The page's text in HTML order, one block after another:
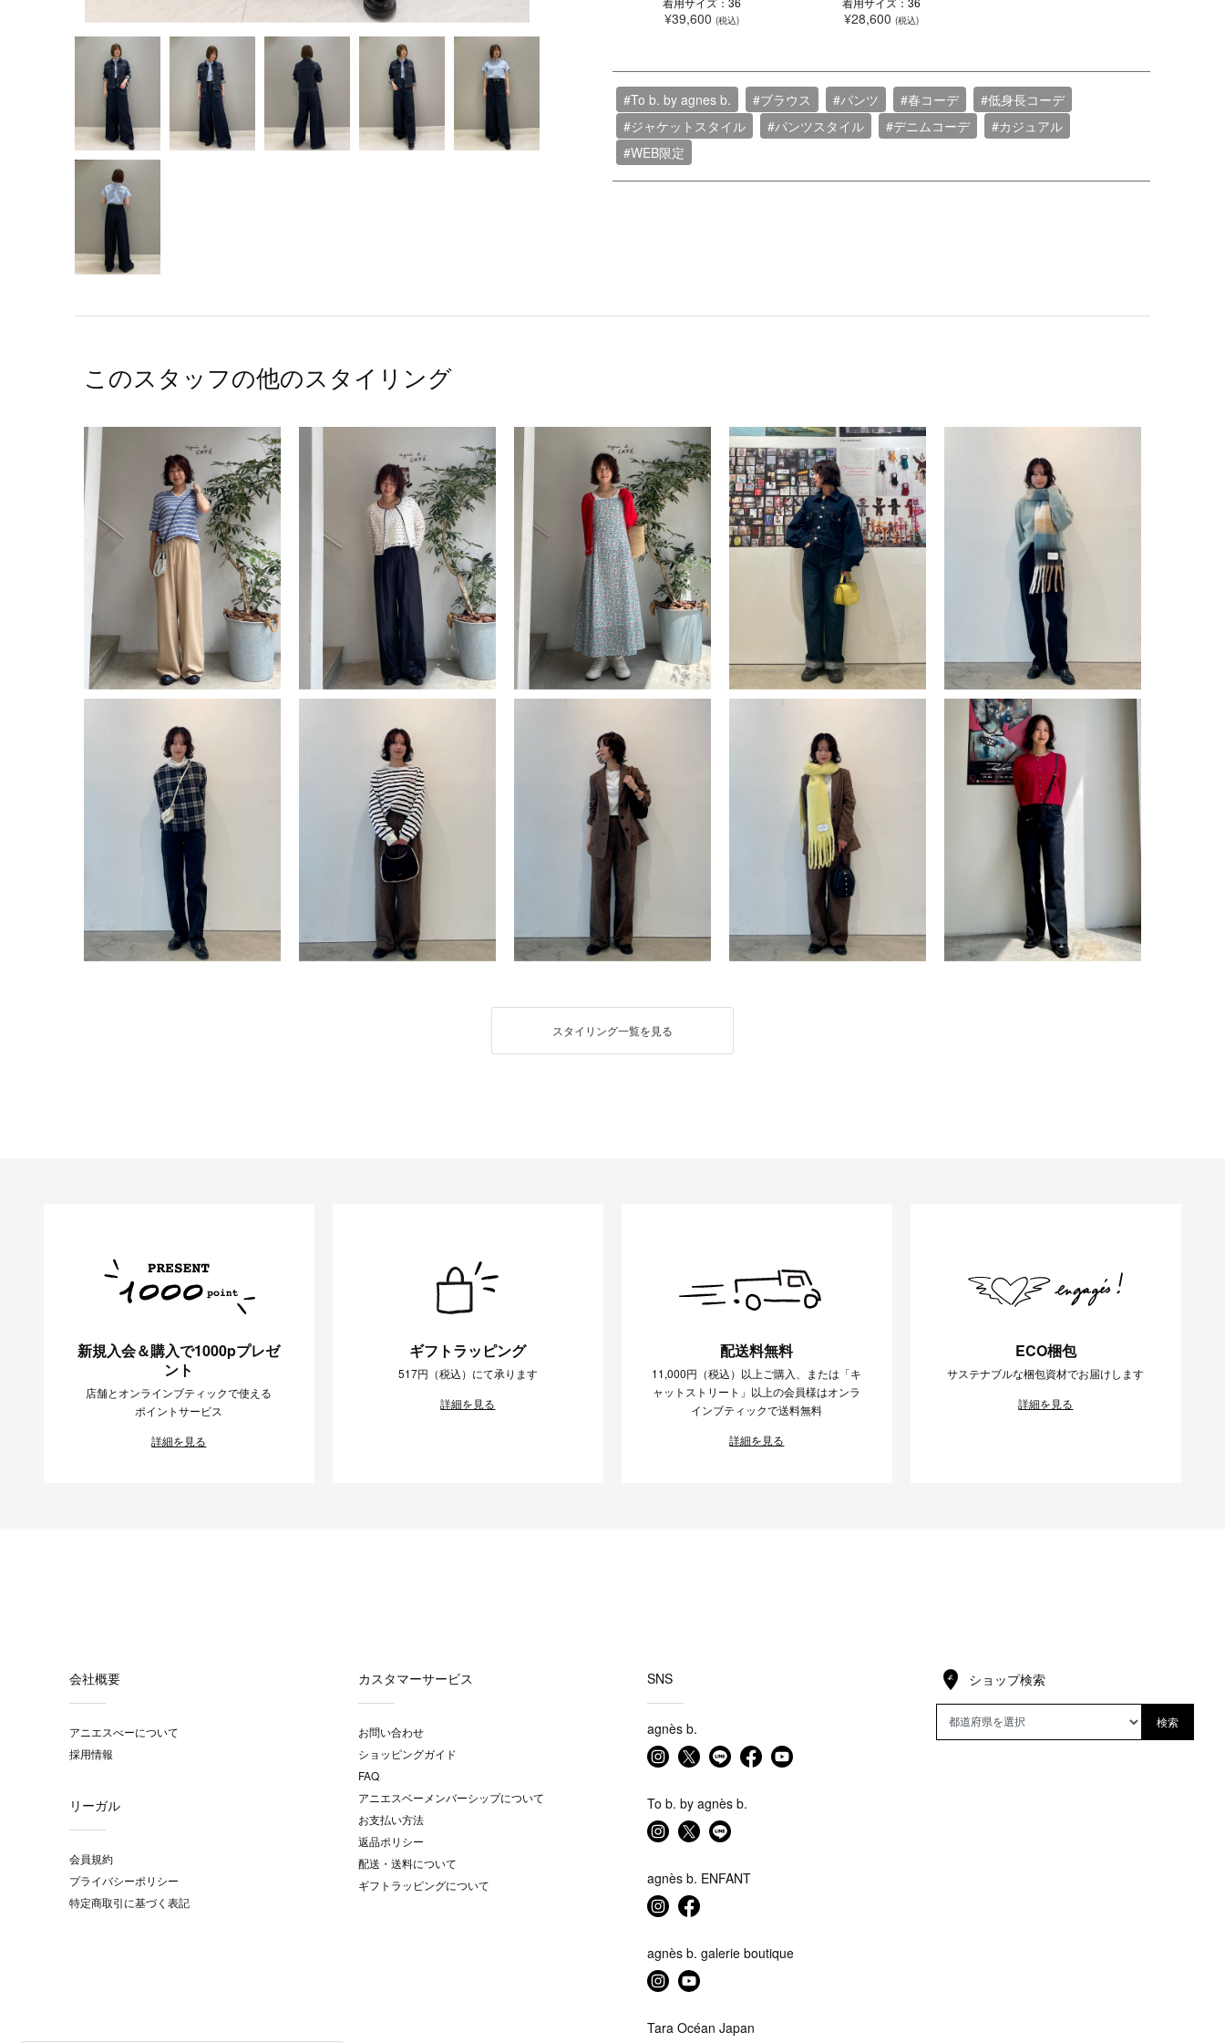
¥39,600(税込) ¥28,600 (税込)
#To b. by agnes b. #ブラウス #パンツ #春コーデ
#低身長コーデ
#ジャケットスタイル
#パンツスタイル #デニムコーデ
#カジュアル
#WEB限定
このスタッフの他のスタイリング
スタイリング一覧を見る
新規入会＆購入で1000pプレゼ
ント
店舗とオンラインブティックで使える
ポイントサービス
詳細を見る
ギフトラッピング
517円（税込）にて承ります
詳細を見る
配送料無料
11,000円（税込）以上ご購入、または「キ
ャットストリート」以上の会員様はオンラ
インブティックで送料無料
詳細を見る
ECO梱包
サステナブルな梱包資材でお届けします
詳細を見る
会社概要
アニエスべーについて
採用情報
リーガル
会員規約
プライバシーポリシー
特定商取引に基づく表記
カスタマーサービス
お問い合わせ
ショッピングガイド
FAQ
アニエスベーメンバーシップについて
お支払い方法
返品ポリシー
配送・送料について
ギフトラッピングについて
SNS
agnès b.
To b. by agnès b.
agnès b. ENFANT
agnès b. galerie boutique
Tara Océan Japan
ショップ検索
検索